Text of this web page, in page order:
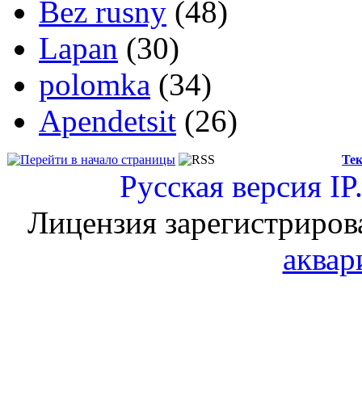
Bez rusny (48)
Lapan (30)
polomka (34)
Apendetsit (26)
Русская версия
Лицензия